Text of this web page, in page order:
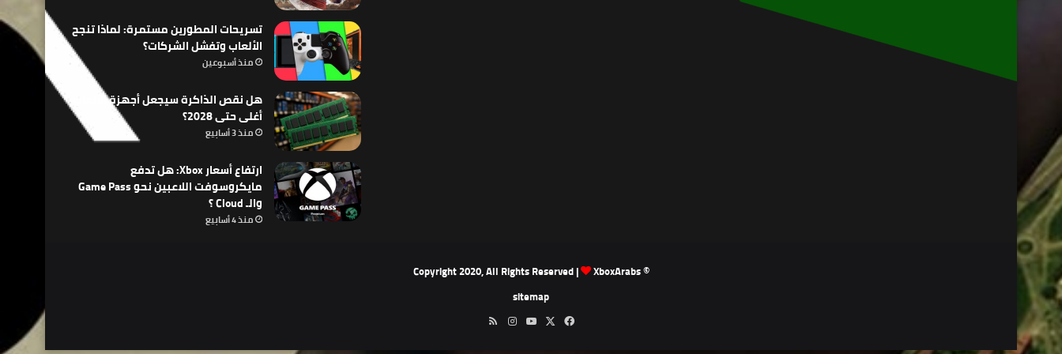
تسريحات المطورين مستمرة: لماذا تنجح
الألعاب وتفشل الشركات؟
منذ أسبوعين
هل نقص الذاكرة سيجعل أجهزة الألعاب
أغلى حتى 2028؟
منذ 3 أسابيع
ارتفاع أسعار Xbox: هل تدفع
مايكروسوفت اللاعبين نحو Game Pass
والـ Cloud ؟
منذ 4 أسابيع
© Copyright 2020, All Rights Reserved |
XboxArabs
sitemap
فيسبوك ‫YouTubeانستقرام